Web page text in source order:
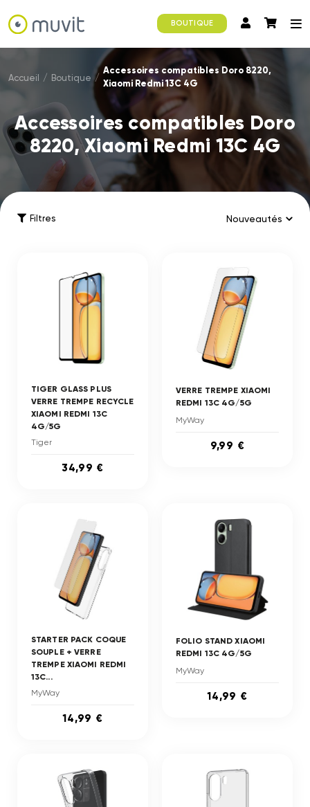
BOUTIQUE
Accueil / Boutique /
Accessoires compatibles Doro 8220,
Xiaomi Redmi 13C 4G
Accessoires compatibles Doro
8220, Xiaomi Redmi 13C 4G
Filtres
TIGER GLASS PLUS
VERRE TREMPE RECYCLE
XIAOMI REDMI 13C
4G/5G
Tiger
34,99 €
VERRE TREMPE XIAOMI
REDMI 13C 4G/5G
MyWay
9,99 €
STARTER PACK COQUE
SOUPLE + VERRE
TREMPE XIAOMI REDMI
13C...
MyWay
14,99 €
FOLIO STAND XIAOMI
REDMI 13C 4G/5G
MyWay
14,99 €